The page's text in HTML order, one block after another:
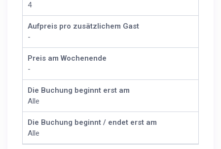
4
Aufpreis pro zusätzlichem Gast
-
Preis am Wochenende
-
Die Buchung beginnt erst am
Alle
Die Buchung beginnt / endet erst am
Alle